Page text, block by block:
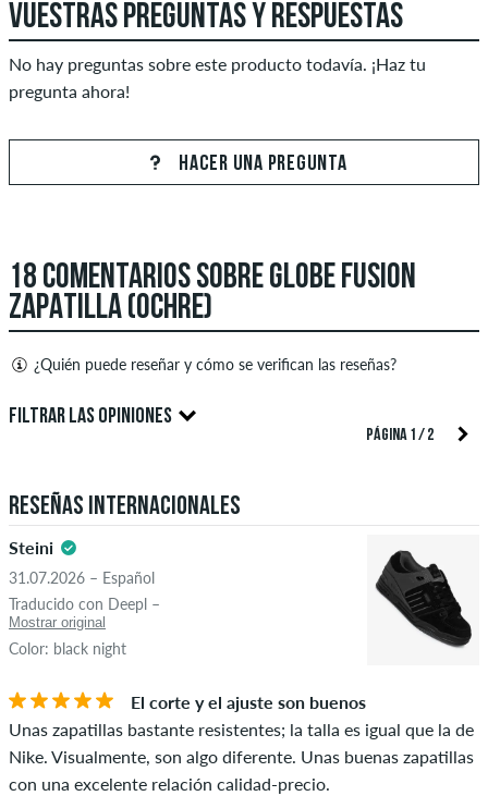
VUESTRAS PREGUNTAS Y RESPUESTAS
No hay preguntas sobre este producto todavía. ¡Haz tu
pregunta ahora!
HACER UNA PREGUNTA
18 COMENTARIOS SOBRE GLOBE FUSION
ZAPATILLA (OCHRE)
¿Quién puede reseñar y cómo se verifican las reseñas?
pueden crear reseñas. Estas se publicarán después de nuestra
críticas tanto positivas como negativas. No se publicarán las
reseñas con contenido insultante u obsceno y las reseñas que
violen la ley aplicable o los derechos de autor, así como que
contengan spam y publicidad de terceros. La clasificación por
estrellas de un artículo muestra el promedio de todas las
clasificaciones.
Si la reseña es de una persona que realmente compró ese
artículo, puedes saberlo por la marca de verificación verde
junto al nombre con las palabras "compra verificada". Para
estas personas, la compra se verificó en función de sus
FILTRAR LAS OPINIONES
4.5
ESTRELLAS
PÁGINA 1 / 2
Reseñas internacionales
Steini
31.07.2026 – Español
Traducido con Deepl –
Mostrar original
Color: black night
El corte y el ajuste son buenos
Unas zapatillas bastante resistentes; la talla es igual que la de
Nike. Visualmente, son algo diferente. Unas buenas zapatillas
con una excelente relación calidad-precio.